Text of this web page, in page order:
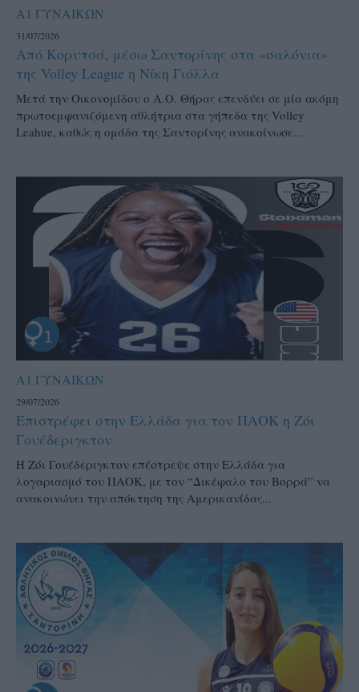
Α1 ΓΥΝΑΙΚΩΝ
31/07/2026
Από Κορυτσά, μέσω Σαντορίνης στα «σαλόνια»
της Volley League η Νίκη Γιόλλα
Μετά την Οικονομίδου ο Α.Ο. Θήρας επενδύει σε μία ακόμη
πρωτοεμφανιζόμενη αθλήτρια στα γήπεδα της Volley
Leahue, καθώς η ομάδα της Σαντορίνης ανακοίνωσε...
Α1 ΓΥΝΑΙΚΩΝ
29/07/2026
Επιστρέφει στην Ελλάδα για τον ΠΑΟΚ η Ζόι
Γουέδεριγκτον
Η Ζόι Γουέδεριγκτον επέστρεψε στην Ελλάδα για
λογαριασμό του ΠΑΟΚ, με τον “Δικέφαλο του Βορρά” να
ανακοινώνει την απόκτηση της Αμερικανίδας...